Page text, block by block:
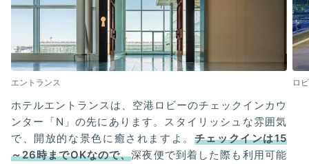
エントランス ロ
ホテルエントランスは、空港ロビーのチェックインカウ
ンター「N」の先にあります。スタイリッシュな雰囲気
で、開放的な景色に癒されますよ。 チェックインは15
～26時までOKなので、深夜便で到着した際も利用可能